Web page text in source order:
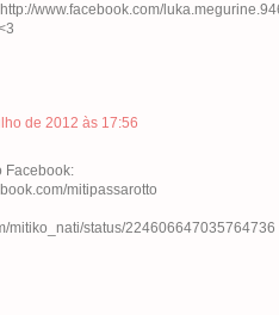
www.facebook.com/
de 2012 às 17:56
Facebook:
mitipassarotto
mitiko_nati/status/224606647035764736